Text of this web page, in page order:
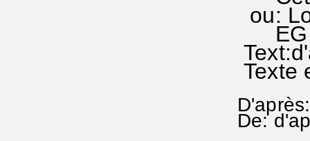
ou:
EG
Texte
De: